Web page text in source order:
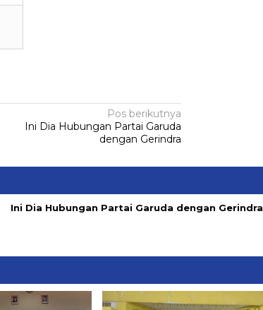
Pos berikutnya
Ini Dia Hubungan Partai Garuda
dengan Gerindra
Ini Dia Hubungan Partai Garuda dengan Gerindra